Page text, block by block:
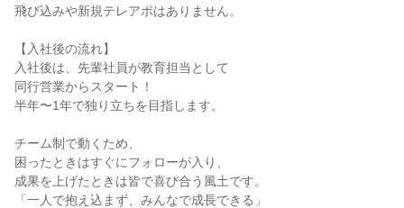
飛び込みや新規テレアポはありません。
【入社後の流れ】
入社後は、先輩社員が教育担当として
同行営業からスタート！
半年〜1年で独り立ちを目指します。
チーム制で動くため、
困ったときはすぐにフォローが入り、
成果を上げたときは皆で喜び合う風土です。
「一人で抱え込まず、みんなで成長できる」